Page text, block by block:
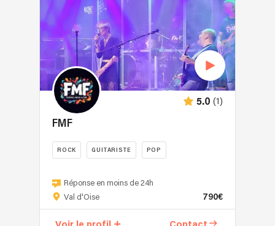
sous
formules
Concert
:
reprises
70's
parmi
de
70
chansons
énergie
passion
les
standards
rock
années
à
aujourd'hui.
depuis
5.0 (1)
FMF
ROCK GUITARISTE POP
Faire
le
choix
de
Réponse en moins de 24h
Val d'Oise
790€